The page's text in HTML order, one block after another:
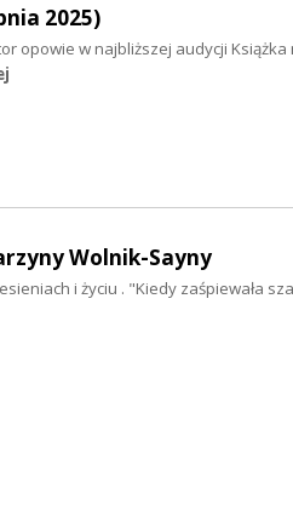
2025)
opowie w najbliższej audycji Książka
Wolnik-Sayny
i życiu . "Kiedy zaśpiewała